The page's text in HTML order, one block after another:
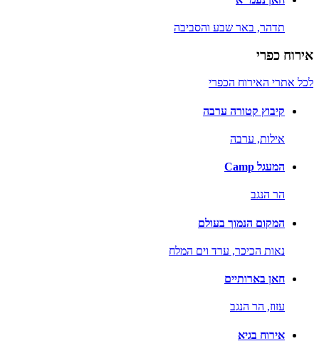
תדהר, באר שבע והסביבה
אירוח כפרי
לכל אתרי האירוח הכפרי
קיבוץ קטורה ערבה
אילות, ערבה
המעגל Camp
הר הנגב
המקום הנמוך בעולם
נאות הכיכר, ערד וים המלח
חאן בארותיים
עזוז, הר הנגב
אירוח בגיא